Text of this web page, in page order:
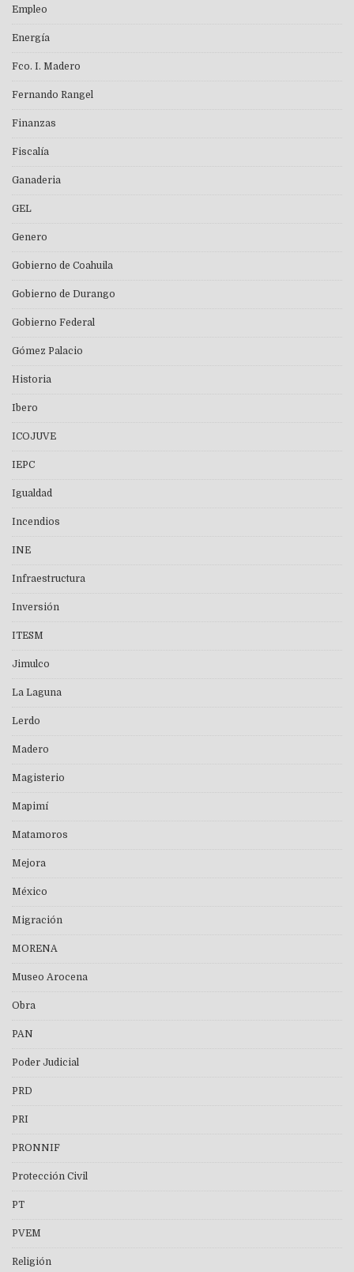
Empleo
Energía
Fco. I. Madero
Fernando Rangel
Finanzas
Fiscalía
Ganaderia
GEL
Genero
Gobierno de Coahuila
Gobierno de Durango
Gobierno Federal
Gómez Palacio
Historia
Ibero
ICOJUVE
IEPC
Igualdad
Incendios
INE
Infraestructura
Inversión
ITESM
Jimulco
La Laguna
Lerdo
Madero
Magisterio
Mapimí
Matamoros
Mejora
México
Migración
MORENA
Museo Arocena
Obra
PAN
Poder Judicial
PRD
PRI
PRONNIF
Protección Civil
PT
PVEM
Religión